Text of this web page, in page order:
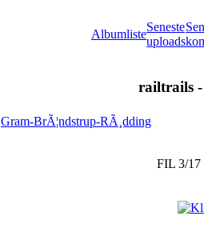
Albumliste
Seneste
uploads
railtrails
Gram-BrÃ¦ndstrup-RÃ¸dding
FIL 3/17